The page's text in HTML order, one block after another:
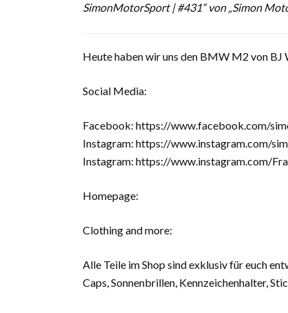
SimonMotorSport | #431“ von „Simon
Heute haben wir uns den BMW M2 von BJ
Social Media:
Facebook: https://www.facebook.com/
Instagram: https://www.instagram.com/
Instagram: https://www.instagram.com/
Homepage:
Clothing and more:
Alle Teile im Shop sind exklusiv für euch
Caps, Sonnenbrillen, Kennzeichenhalter,